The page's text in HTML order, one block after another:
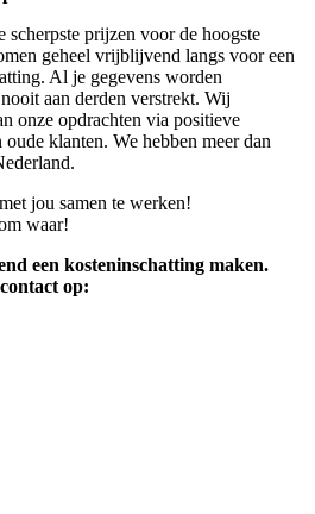
scherpste prijzen voor de hoogste
geheel vrijblijvend langs voor een
Al je gegevens worden
aan derden verstrekt. Wij
onze opdrachten via positieve
oude klanten. We hebben meer dan
jou samen te werken!
waar!
een kosteninschatting maken.
op: